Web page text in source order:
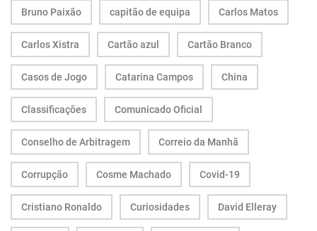
Bruno Paixão capitão de equipa Carlos Matos
Carlos Xistra Cartão azul Cartão Branco
Casos de Jogo Catarina Campos China
Classificações Comunicado Oficial
Conselho de Arbitragem Correio da Manhã
Corrupção Cosme Machado Covid-19
Cristiano Ronaldo Curiosidades David Elleray